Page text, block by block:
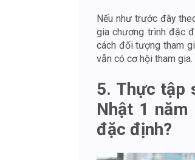
Nếu như trước đây
gia chương trình đặc
cách đối tượng tham
vẫn có cơ hội tham gia.
5. Thực tập
Nhật 1
đặc định?